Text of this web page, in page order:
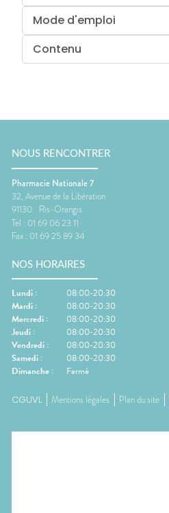
Mode d'emploi
Contenu
NOUS RENCONTRER
Pharmacie Nationale 7
32, Avenue de la Libération
91130 Ris-Orangis
Tel : 01 69 06 23 11
Fax : 01 69 25 89 34
NOS HORAIRES
Lundi :
08:00-20:30
Mardi :
08:00-20:30
Mercredi :
08:00-20:30
Jeudi :
08:00-20:30
Vendredi :
08:00-20:30
Samedi :
08:00-20:30
Dimanche : Fermé
CGUVL Mentions légales Plan du site